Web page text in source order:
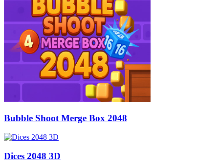
Bubble Shoot Merge Box 2048
Dices 2048 3D